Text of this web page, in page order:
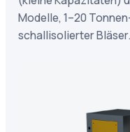
Modelle, 1–20
schallisolierter Bläser.